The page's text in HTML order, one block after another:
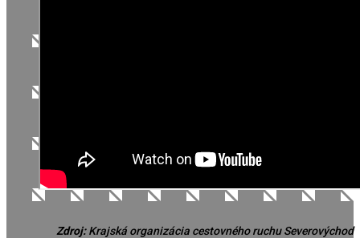
Zdroj:Krajská organizácia cestovného ruchu Severovýchod